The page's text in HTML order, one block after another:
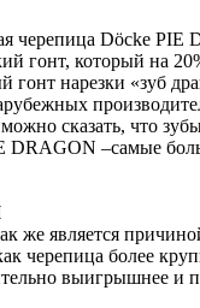
черепица Dӧcke PIE
гонт, который на
гонт нарезки «зуб
сказать, что
DRAGON –самые
же является
черепица более
выигрышнее и